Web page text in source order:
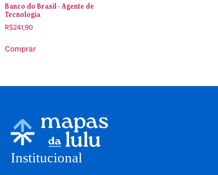
Banco do Brasil - Agente de
Tecnologia
R$241,90
Comprar
Institucional